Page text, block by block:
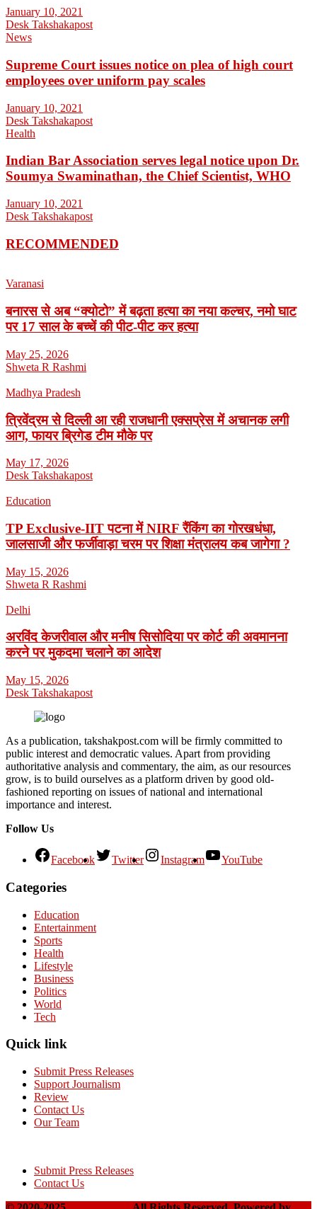
January 10, 2021
Desk Takshakapost
News
Supreme Court issues notice on plea of high court
employees over uniform pay scales
January 10, 2021
Desk Takshakapost
Health
Indian Bar Association serves legal notice upon Dr.
Soumya Swaminathan, the Chief Scientist, WHO
January 10, 2021
Desk Takshakapost
RECOMMENDED
Varanasi
बनारस से अब “क्योटो” में बढ़ता हत्या का नया कल्चर, नमो घाट
पर 17 साल के बच्चें की पीट-पीट कर हत्या
May 25, 2026
Shweta R Rashmi
Madhya Pradesh
त्रिवेंद्रम से दिल्ली आ रही राजधानी एक्सप्रेस में अचानक लगी
आग, फायर ब्रिगेड टीम मौके पर
May 17, 2026
Desk Takshakapost
Education
TP Exclusive-IIT पटना में NIRF रैंकिंग का गोरखधंधा,
जालसाजी और फर्जीवाड़ा चरम पर शिक्षा मंत्रालय कब जागेगा ?
May 15, 2026
Shweta R Rashmi
Delhi
अरविंद केजरीवाल और मनीष सिसोदिया पर कोर्ट की अवमानना
करने पर मुकदमा चलाने का आदेश
May 15, 2026
Desk Takshakapost
As a publication, takshakpost.com will be firmly committed to
public interest and democratic values. Apart from providing
authoritative analysis and commentary, the aim, as our resources
grow, is to build ourselves as a platform driven by good old-
fashioned reporting on issues of national and international
importance and interest.
Follow Us
Facebook Twitter Instagram YouTube
Categories
Education
Entertainment
Sports
Health
Lifestyle
Business
Politics
World
Tech
Quick link
Submit Press Releases
Support Journalism
Review
Contact Us
Our Team
Submit Press Releases
Contact Us